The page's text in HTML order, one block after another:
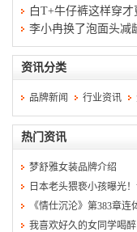
白T+牛仔裤这样穿
李小冉换了泡面头减
资讯分类
品牌新闻 行业资讯
热门资讯
梦舒雅女装品牌介绍
日本老头猥亵小孩曝光
《情仕沉沦》第383章连
我喜欢好久的女同学喝